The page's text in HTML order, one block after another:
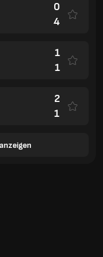
0
4
1
1
2
1